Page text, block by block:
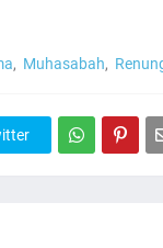
Muhasabah